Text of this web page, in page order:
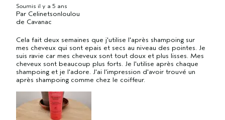
Soumis il y a 5 ans
Par Celinetsonloulou
de Cavanac
Cela fait deux semaines que j'utilise l'après shampoing sur
mes cheveux qui sont epais et secs au niveau des pointes. Je
suis ravie car mes cheveux sont tout doux et plus lisses. Mes
cheveux sont beaucoup plus forts. Je l'utilise après chaque
shampoing et je l'adore. J'ai l'impression d'avoir trouvé un
après shampoing comme chez le coiffeur.